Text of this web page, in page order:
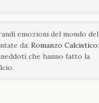
emozioni del mondo del
da: Romanzo Calcistico:
che hanno fatto la